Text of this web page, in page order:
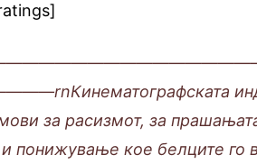
за расизмот, за
понижување кое белците го